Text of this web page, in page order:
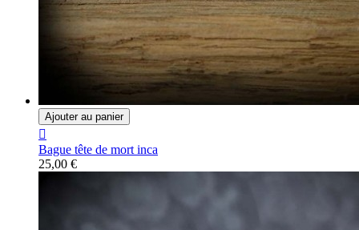
Ajouter au panier

Bague tête de mort inca
25,00 €